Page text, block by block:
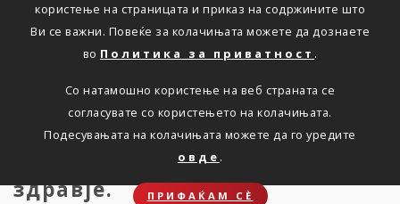
користење на страницата и приказ на содржините што
Ви се важни. Повеќе за колачињата можете да дознаете
во Политика за приватност .
Со натамошно користење на веб страната се
согласувате со користењето на колачињата.
Подесувањата на колачињата можете да го уредите
овде .
ПРИФАЌАМ СЀ
Дома Новости
СОВЕТИ ЗА ПОДОБРУВАЊЕ НА
МОЗОЧНОТО ЗДРАВЈЕ
Прочитајте неколку совети за
подобрување на мозочното
здравје.